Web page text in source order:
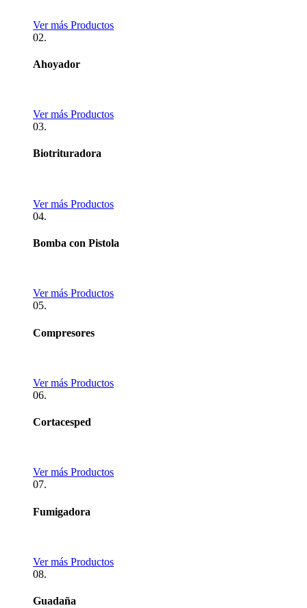
Ver más Productos
02.
Ahoyador
Ver más Productos
03.
Biotrituradora
Ver más Productos
04.
Bomba con Pistola
Ver más Productos
05.
Compresores
Ver más Productos
06.
Cortacesped
Ver más Productos
07.
Fumigadora
Ver más Productos
08.
Guadaña